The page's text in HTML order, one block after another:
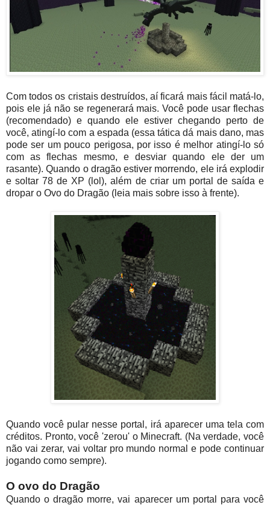
Com todos os cristais destruídos, aí ficará mais fácil matá-lo,
pois ele já não se regenerará mais. Você pode usar flechas
(recomendado) e quando ele estiver chegando perto de
você, atingí-lo com a espada (essa tática dá mais dano, mas
pode ser um pouco perigosa, por isso é melhor atingí-lo só
com as flechas mesmo, e desviar quando ele der um
rasante). Quando o dragão estiver morrendo, ele irá explodir
e soltar 78 de XP (lol), além de criar um portal de saída e
dropar o Ovo do Dragão (leia mais sobre isso à frente).
Quando você pular nesse portal, irá aparecer uma tela com
créditos. Pronto, você 'zerou' o Minecraft. (Na verdade, você
não vai zerar, vai voltar pro mundo normal e pode continuar
jogando como sempre).
O ovo do Dragão
Quando o dragão morre, vai aparecer um portal para você